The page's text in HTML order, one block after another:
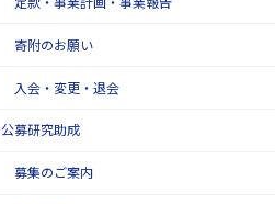
寄附のお願い
入会・変更・退会
公募研究助成
募集のご案内